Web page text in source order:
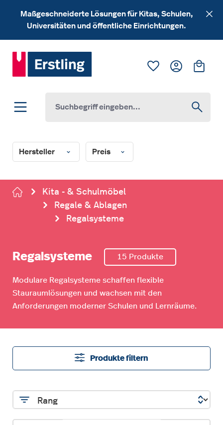
Zum Hauptinhalt springen
Maßgeschneiderte Lösungen für Kitas, Schulen,
Universitäten und öffentliche Einrichtungen.
Du hast 0
Hersteller Preis
Kita - & Schulmöbel
Regale & Ablagen
Regalsysteme
Regalsysteme 15 Produkte
Modulare Regalsysteme schaffen flexible
Stauraumlösungen und wachsen mit den
Anforderungen moderner Schulen und Lernräume.
Produkte filtern